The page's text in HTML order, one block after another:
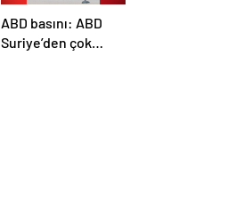
ABD basını: ABD
Suriye’den çok